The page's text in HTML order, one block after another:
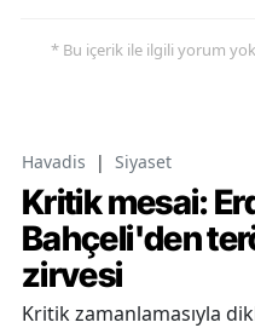
* Bu içerik ile ilgili yorum
Havadis | Siyaset
Kritik mesai:
Bahçeli'den
zirvesi
Kritik zamanlamasıyla